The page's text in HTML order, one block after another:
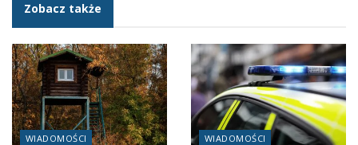
Zobacz także
WIADOMOŚCI WIADOMOŚCI